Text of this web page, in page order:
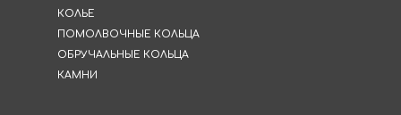
ПОМОЛВОЧНЫЕ КОЛЬЦА
ОБРУЧАЛЬНЫЕ КОЛЬЦА
КАМНИ
КОЛЬЕ